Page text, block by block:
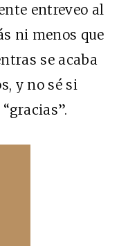
entreveo al
ni menos que
se acaba
y no sé si